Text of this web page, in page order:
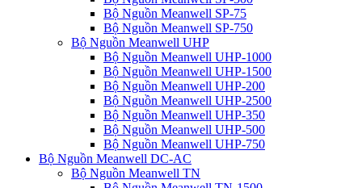
Bộ Nguồn Meanwell SP-75
Bộ Nguồn Meanwell SP-750
Bộ Nguồn Meanwell UHP
Bộ Nguồn Meanwell UHP-1000
Bộ Nguồn Meanwell UHP-1500
Bộ Nguồn Meanwell UHP-200
Bộ Nguồn Meanwell UHP-2500
Bộ Nguồn Meanwell UHP-350
Bộ Nguồn Meanwell UHP-500
Bộ Nguồn Meanwell UHP-750
Bộ Nguồn Meanwell DC-AC
Bộ Nguồn Meanwell TN